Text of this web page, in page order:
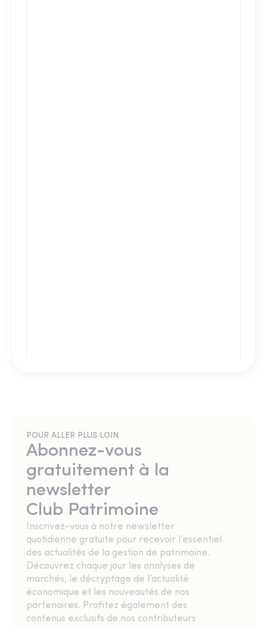
POUR ALLER PLUS LOIN
Abonnez-vous
gratuitement à la
newsletter
Club Patrimoine
Inscrivez-vous à notre newsletter
quotidienne gratuite pour recevoir l’essentiel
des actualités de la gestion de patrimoine.
Découvrez chaque jour les analyses de
marchés, le décryptage de l’actualité
économique et les nouveautés de nos
partenaires. Profitez également des
contenus exclusifs de nos contributeurs